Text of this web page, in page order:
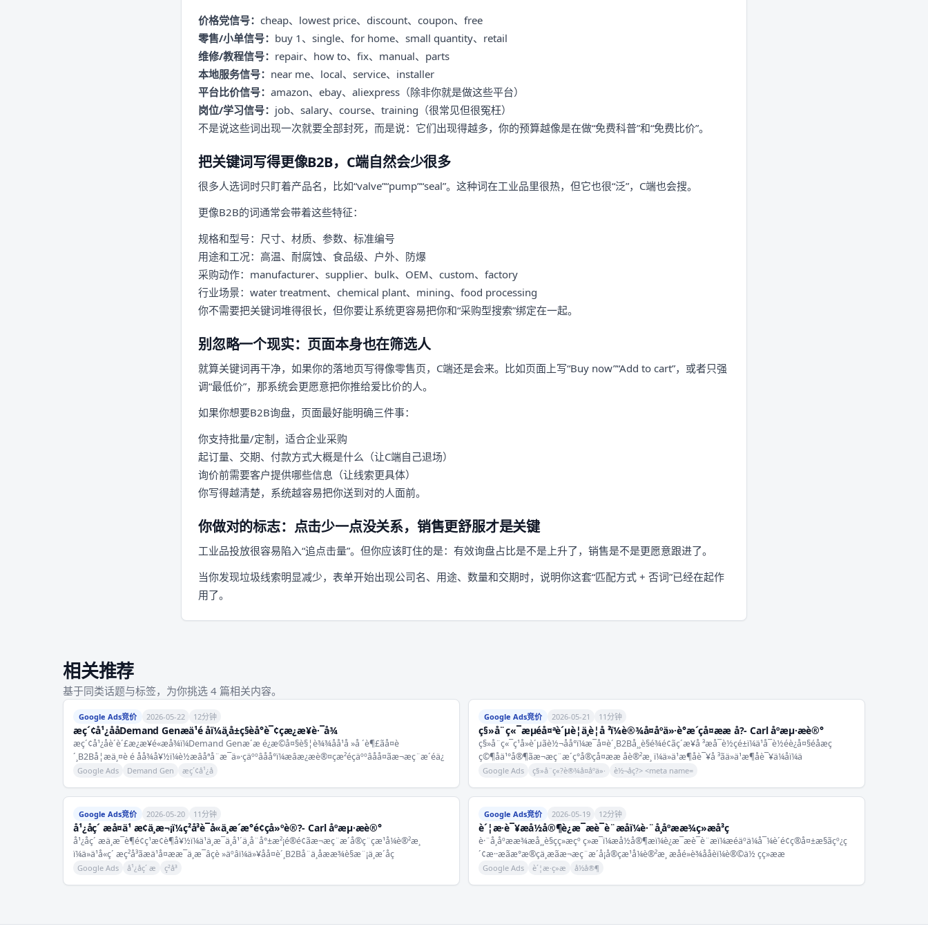
价格党信号： cheap、lowest price、discount、coupon、free
零售/小单信号： buy 1、single、for home、small quantity、retail
维修/教程信号： repair、how to、fix、manual、parts
本地服务信号： near me、local、service、installer
平台比价信号： amazon、ebay、aliexpress（除非你就是做这些平台）
岗位/学习信号： job、salary、course、training（很常见但很冤枉）
不是说这些词出现一次就要全部封死，而是说：它们出现得越多，你的预算越像是在做“免费科普”和“免费比价”。
把关键词写得更像B2B，C端自然会少很多
很多人选词时只盯着产品名，比如“valve”“pump”“seal”。这种词在工业品里很热，但它也很“泛”，C端也会搜。
更像B2B的词通常会带着这些特征：
规格和型号：尺寸、材质、参数、标准编号
用途和工况：高温、耐腐蚀、食品级、户外、防爆
采购动作：manufacturer、supplier、bulk、OEM、custom、factory
行业场景：water treatment、chemical plant、mining、food processing
你不需要把关键词堆得很长，但你要让系统更容易把你和“采购型搜索”绑定在一起。
别忽略一个现实：页面本身也在筛选人
就算关键词再干净，如果你的落地页写得像零售页，C端还是会来。比如页面上写“Buy now”“Add to cart”，或者只强
调“最低价”，那系统会更愿意把你推给爱比价的人。
如果你想要B2B询盘，页面最好能明确三件事：
你支持批量/定制，适合企业采购
起订量、交期、付款方式大概是什么（让C端自己退场）
询价前需要客户提供哪些信息（让线索更具体）
你写得越清楚，系统越容易把你送到对的人面前。
你做对的标志：点击少一点没关系，销售更舒服才是关键
工业品投放很容易陷入“追点击量”。但你应该盯住的是：有效询盘占比是不是上升了，销售是不是更愿意跟进了。
当你发现垃圾线索明显减少，表单开始出现公司名、用途、数量和交期时，说明你这套“匹配方式 + 否词”已经在起作
用了。
相关推荐
基于同类话题与标签，为你挑选 4 篇相关内容。
Google Ads竞价 2026-05-22 12分钟
æç´¢å¹¿ååDemand Genæä¹é åï¼ä¸å±ç§èå°è¯¢çæ¿æ¥è·¯å¾
æç´¢å¹¿åè´è´£æ¿æ¥é«æå¾ï¼Demand Genæ´æ é¿æ©å¤§è§¦è¾¾åå¹å »å ´è¶£ãå¤è
´¸B2Bå¦æä¸¤è é åå¾å¥½ï¼è½æâåªå¨æ¯ä»·çäººâåå°ï¼æâæ¿æè®¤çæ²éçäººâåå¤ãæ¬æç¨æ´éä¿
Google Ads Demand Gen æç´¢å¹¿å
Google Ads竞价 2026-05-21 11分钟
ç§»å¨ç«¯æµéå¤ªè´µè¦ä¸è¦å ³ï¼è®¾å¤åºä»·è°æ´çå¤æ­æ å?- Carl åºæµ·æè®°
ç§»å¨ç«¯ç¹å»è´µãè½¬åå°ï¼æ¯å¤è´¸B2Bå¸¸è§é¾é¢ãç´æ¥å ³æå¯è½çé±ï¼ä¹å¯è½éè¿å¤§éåæç
ç©¶åä¹°å®¶ãæ¬æç¨æ´ç°å®çå¤æ­æ åè®²æ¸ ï¼ä»ä¹æ¶åè¯¥å ³ãä»ä¹æ¶åè¯¥ä¼åï¼ä
Google Ads ç§»å¨ç«?è®¾å¤åºä»· è½¬åç?> <meta name=
Google Ads竞价 2026-05-20 11分钟
å¹¿åç´ æå¤ä¹ æ¢ä¸æ¬¡ï¼ç²å³è¯å«ä¸æ´æ°é¢çå»ºè®?- Carl åºæµ·æè®°
å¹¿åç´ æä¸æ¯è¶é¢ç¹æ¢è¶å¥½ï¼ä¹ä¸æ¯ä¸å¹´ä¸å¨å°±æ²¡é®é¢ãæ¬æç¨æ´å®ç¨çæ¹å¼è®²æ¸
ï¼ä»ä¹å«ç´ æç²å³ãæä¹å¤æ­æ¯ä¸æ¯âçè »äºâï¼ä»¥åå¤è´¸B2Bå¨ä¸åææ¾è§æ¨¡ä¸æ´åç
Google Ads å¹¿åç´ æ ç²å³
Google Ads竞价 2026-05-19 12分钟
è´¦æ·è¯¥æå½å®¶è¿æ¯æè¯­è¨æåï¼è·¨å¸åºææ¾ç»æå³ç­
è·¨å¸åºææ¾æå¸¸è§çç»æçº ç»æ¯ï¼æå½å®¶æï¼è¿æ¯æè¯­è¨æï¼æéäºä¼å¯¼è´é¢ç®å¤±æ§ãçº¿ç
´¢æ··æãæ°æ®çä¸æãæ¬æç¨æ´å¡å®çæ¹å¼è®²æ¸ æåé»è¾ååèï¼è®©ä½ çç»ææ
Google Ads è´¦æ·ç»æ å½å®¶